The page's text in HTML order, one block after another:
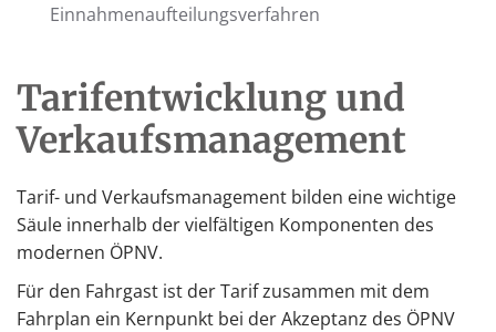
Einnahmenaufteilungsverfahren
Tarifentwicklung und
Verkaufsmanagement
Tarif- und Verkaufsmanagement bilden eine wichtige
Säule innerhalb der vielfältigen Komponenten des
modernen ÖPNV.
Für den Fahrgast ist der Tarif zusammen mit dem
Fahrplan ein Kernpunkt bei der Akzeptanz des ÖPNV